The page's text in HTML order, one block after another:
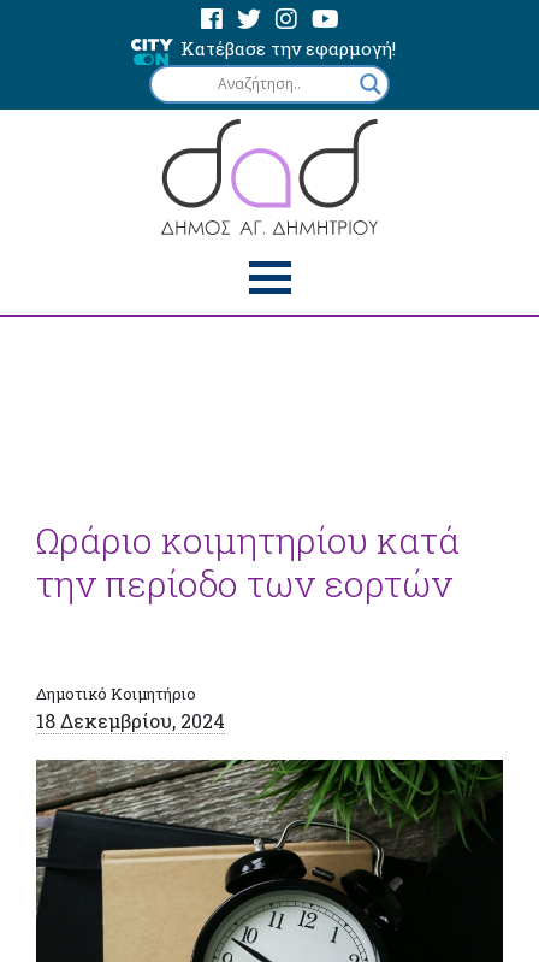
Κατέβασε την εφαρμογή!
Ωράριο κοιμητηρίου κατά
την περίοδο των εορτών
Δημοτικό Κοιμητήριο
18 Δεκεμβρίου, 2024